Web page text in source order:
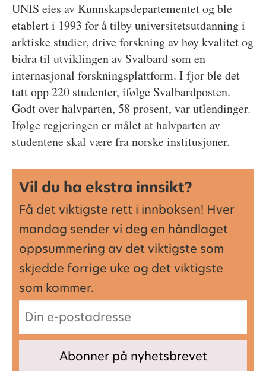
UNIS eies av Kunnskapsdepartementet og ble
etablert i 1993 for å tilby universitetsutdanning i
arktiske studier, drive forskning av høy kvalitet og
bidra til utviklingen av Svalbard som en
internasjonal forskningsplattform. I fjor ble det
tatt opp 220 studenter, ifølge Svalbardposten.
Godt over halvparten, 58 prosent, var utlendinger.
Ifølge regjeringen er målet at halvparten av
studentene skal være fra norske institusjoner.
Vil du ha ekstra innsikt?
Få det viktigste rett i innboksen! Hver
mandag sender vi deg en håndlaget
oppsummering av det viktigste som
skjedde forrige uke og det viktigste
som kommer.